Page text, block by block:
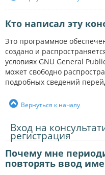
Кто написал эту
Это программное
создано и
условиях GNU General
может свободно
подробных сведений
Вернуться к началу
Вход на
регистрация
Почему мне
повторять ввод